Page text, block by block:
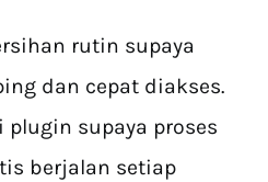
rutin supaya
dan cepat diakses.
supaya proses
berjalan setiap